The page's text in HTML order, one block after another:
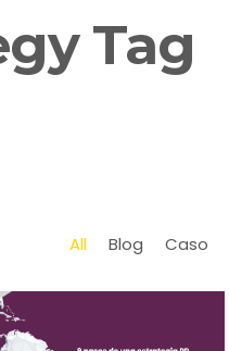
Tag
All Blog Caso